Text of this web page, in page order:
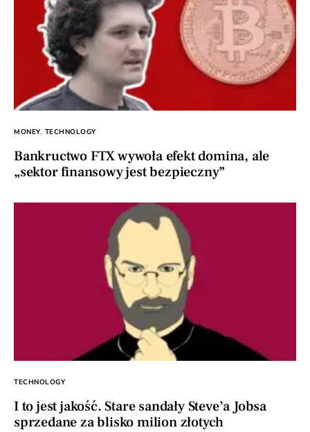
MONEY TECHNOLOGY
Bankructwo FTX wywoła efekt domina, ale
„sektor finansowy jest bezpieczny”
TECHNOLOGY
I to jest jakość. Stare sandały Steve’a Jobsa
sprzedane za blisko milion złotych